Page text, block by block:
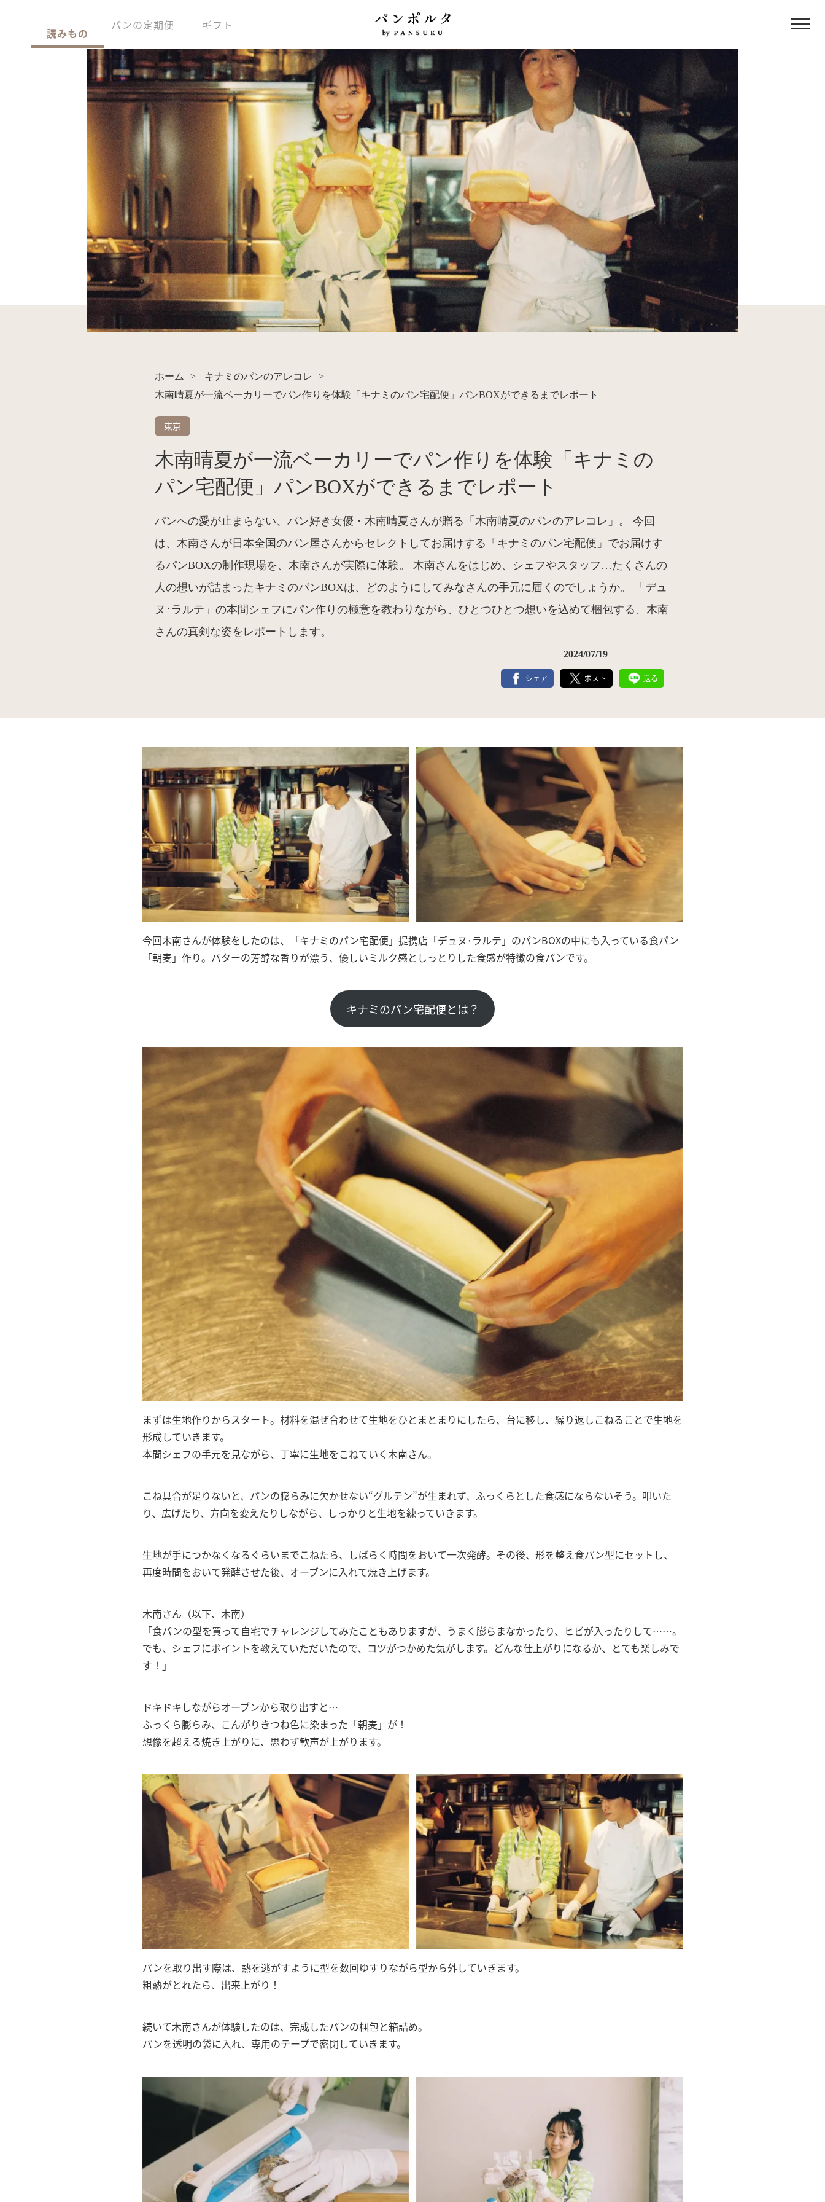
読みもの
パンの定期便 ギフト
ホーム > キナミのパンのアレコレ
>
木南晴夏が一流ベーカリーでパン作りを体験「キナミのパン宅配便」パンBOXができるまでレポート
東京
木南晴夏が一流ベーカリーでパン作りを体験「キナミの
パン宅配便」パンBOXができるまでレポート
パンへの愛が止まらない、パン好き女優・木南晴夏さんが贈る「木南晴夏のパンのアレコレ」。 今回
は、木南さんが日本全国のパン屋さんからセレクトしてお届けする「キナミのパン宅配便」でお届けす
るパンBOXの制作現場を、木南さんが実際に体験。 木南さんをはじめ、シェフやスタッフ…たくさんの
人の想いが詰まったキナミのパンBOXは、どのようにしてみなさんの手元に届くのでしょうか。 「デュ
ヌ･ラルテ」の本間シェフにパン作りの極意を教わりながら、ひとつひとつ想いを込めて梱包する、木南
さんの真剣な姿をレポートします。
2024/07/19
シェア ポスト 送る
今回木南さんが体験をしたのは、「キナミのパン宅配便」提携店「デュヌ･ラルテ」のパンBOXの中にも入っている食パン
「朝麦」作り。バターの芳醇な香りが漂う、優しいミルク感としっとりした食感が特徴の食パンです。
キナミのパン宅配便とは？
まずは生地作りからスタート。材料を混ぜ合わせて生地をひとまとまりにしたら、台に移し、繰り返しこねることで生地を
形成していきます。
本間シェフの手元を見ながら、丁寧に生地をこねていく木南さん。
こね具合が足りないと、パンの膨らみに欠かせない“グルテン”が生まれず、ふっくらとした食感にならないそう。叩いた
り、広げたり、方向を変えたりしながら、しっかりと生地を練っていきます。
生地が手につかなくなるぐらいまでこねたら、しばらく時間をおいて一次発酵。その後、形を整え食パン型にセットし、
再度時間をおいて発酵させた後、オーブンに入れて焼き上げます。
木南さん（以下、木南）
「食パンの型を買って自宅でチャレンジしてみたこともありますが、うまく膨らまなかったり、ヒビが入ったりして……。
でも、シェフにポイントを教えていただいたので、コツがつかめた気がします。どんな仕上がりになるか、とても楽しみで
す！」
ドキドキしながらオーブンから取り出すと…
ふっくら膨らみ、こんがりきつね色に染まった「朝麦」が！
想像を超える焼き上がりに、思わず歓声が上がります。
パンを取り出す際は、熱を逃がすように型を数回ゆすりながら型から外していきます。
粗熱がとれたら、出来上がり！
続いて木南さんが体験したのは、完成したパンの梱包と箱詰め。
パンを透明の袋に入れ、専用のテープで密閉していきます。